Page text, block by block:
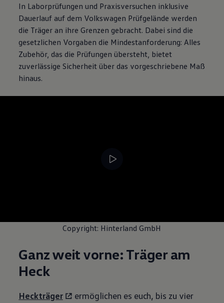
In Laborprüfungen und Praxisversuchen inklusive
Dauerlauf auf dem Volkswagen Prüfgelände werden
die Träger an ihre Grenzen gebracht. Dabei sind die
gesetzlichen Vorgaben die Mindestanforderung: Alles
Zubehör, das die Prüfungen übersteht, bietet
zuverlässige Sicherheit über das vorgeschriebene Maß
hinaus.
Copyright: Hinterland GmbH
Ganz weit vorne: Träger am
Heck
Heckträger
ermöglichen es euch, bis zu vier